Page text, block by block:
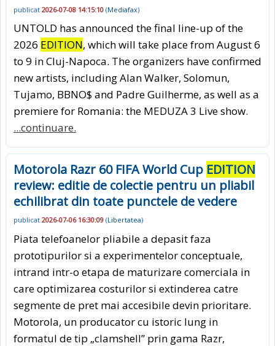
publicat 2026-07-08 14:15:10 (Mediafax)
UNTOLD has announced the final line-up of the
2026 EDITION, which will take place from August 6
to 9 in Cluj-Napoca. The organizers have confirmed
new artists, including Alan Walker, Solomun,
Tujamo, BBNO$ and Padre Guilherme, as well as a
premiere for Romania: the MEDUZA 3 Live show.
...continuare.
Motorola Razr 60 FIFA World Cup EDITION
review: editie de colectie pentru un pliabil
echilibrat din toate punctele de vedere
publicat 2026-07-06 16:30:09 (Libertatea)
Piata telefoanelor pliabile a depasit faza
prototipurilor si a experimentelor conceptuale,
intrand intr-o etapa de maturizare comerciala in
care optimizarea costurilor si extinderea catre
segmente de pret mai accesibile devin prioritare.
Motorola, un producator cu istoric lung in
formatul de tip „clamshell” prin gama Razr,